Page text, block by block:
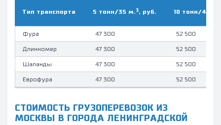
Тип транcпорта 5 тонн/35 м. 3, руб. 10 тонн/45 м.
Фура 47 300 52 500
Длинномер 47 300 52 500
Шаланды 47 300 52 500
Еврофура 47 300 52 500
СТОИМОСТЬ ГРУЗОПЕРЕВОЗОК ИЗ
МОСКВЫ В ГОРОДА ЛЕНИНГРАДСКОЙ